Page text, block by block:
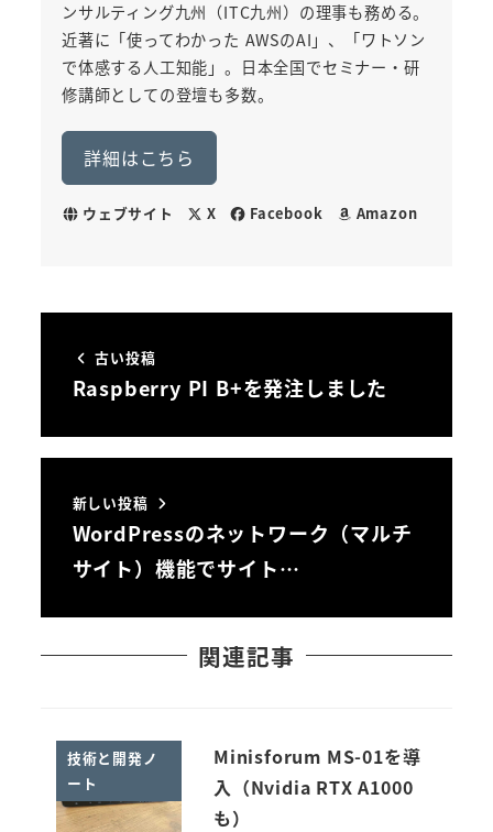
ンサルティング九州（ITC九州）の理事も務める。
近著に「使ってわかった AWSのAI」、「ワトソン
で体感する人工知能」。日本全国でセミナー・研
修講師としての登壇も多数。
詳細はこちら
ウェブサイト X Facebook Amazon
古い投稿
Raspberry PI B+を発注しました
新しい投稿
WordPressのネットワーク（マルチ
サイト）機能でサイト…
関連記事
技術と開発ノ
ート
Minisforum MS-01を導
入（Nvidia RTX A1000
も）